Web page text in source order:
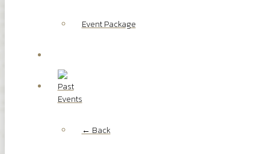
Event Package
Past
Events
← Back